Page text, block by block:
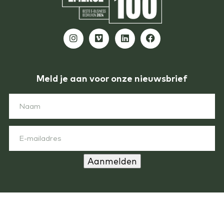
Meld je aan voor onze nieuwsbrief
Aanmelden